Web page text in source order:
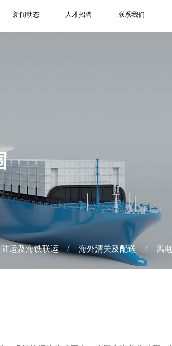
新闻动态 人才招聘 联系我们
陆运及海铁联运 / 海外清关及配送 / 风